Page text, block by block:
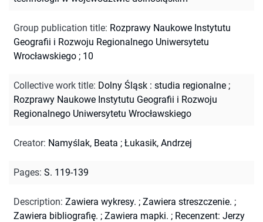
Group publication title: Rozprawy Naukowe Instytutu
Geografii i Rozwoju Regionalnego Uniwersytetu
Wrocławskiego ; 10
Collective work title: Dolny Śląsk : studia regionalne ;
Rozprawy Naukowe Instytutu Geografii i Rozwoju
Regionalnego Uniwersytetu Wrocławskiego
Creator: Namyślak, Beata ; Łukasik, Andrzej
Pages: S. 119-139
Description: Zawiera wykresy. ; Zawiera streszczenie. ;
Zawiera bibliografię. ; Zawiera mapki. ; Recenzent: Jerzy